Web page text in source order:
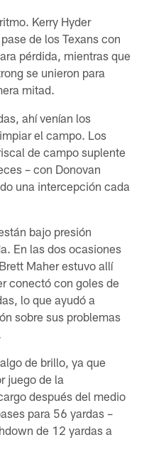
Kerry Hyder
de los Texans con
pérdida, mientras que
se unieron para
mitad.
ahí venían los
el campo. Los
de campo suplente
– con Donovan
una intercepción cada
bajo presión
En las dos ocasiones
Maher estuvo allí
conectó con goles de
lo que ayudó a
sobre sus problemas
de brillo, ya que
juego de la
después del medio
para 56 yardas –
de 12 yardas a